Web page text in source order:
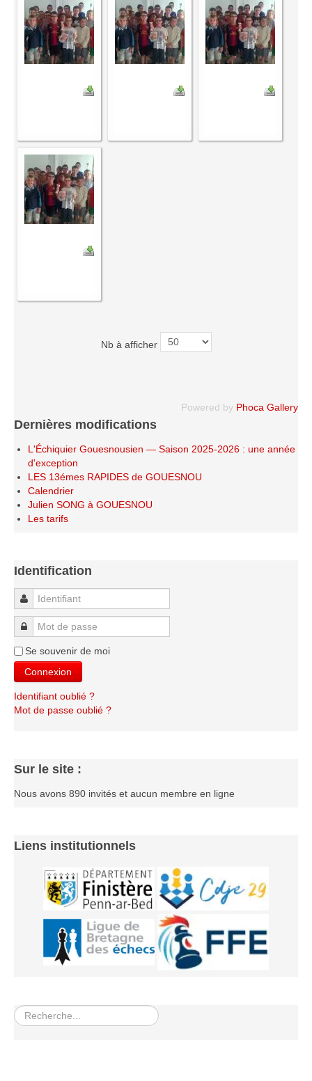
Nb à afficher
Powered by Phoca Gallery
Dernières modifications
L'Échiquier Gouesnousien — Saison 2025-2026 : une année
d'exception
LES 13émes RAPIDES de GOUESNOU
Calendrier
Julien SONG à GOUESNOU
Les tarifs
Identification
Identifiant
Mot de passe
Se souvenir de moi
Connexion
Identifiant oublié ?
Mot de passe oublié ?
Sur le site :
Nous avons 890 invités et aucun membre en ligne
Liens institutionnels
Rechercher